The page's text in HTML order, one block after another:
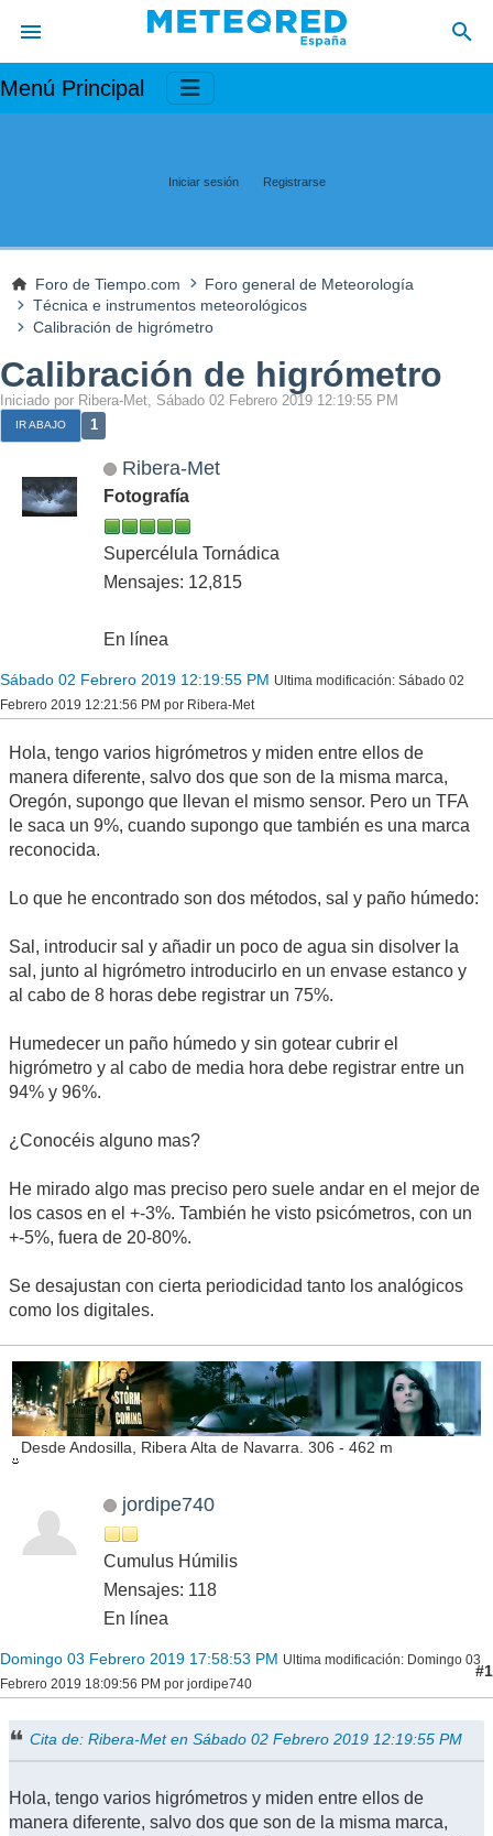
Menú Principal
Iniciar sesión Registrarse
Foro de Tiempo.com
Foro general de Meteorología
Técnica e instrumentos meteorológicos
Calibración de higrómetro
Calibración de higrómetro
Iniciado por Ribera-Met, Sábado 02 Febrero 2019 12:19:55 PM
IR ABAJO 1
Ribera-Met
Fotografía
Supercélula Tornádica
Mensajes: 12,815
En línea
Sábado 02 Febrero 2019 12:19:55 PM Ultima modificación: Sábado 02
Febrero 2019 12:21:56 PM por Ribera-Met
Hola, tengo varios higrómetros y miden entre ellos de
manera diferente, salvo dos que son de la misma marca,
Oregón, supongo que llevan el mismo sensor. Pero un TFA
le saca un 9%, cuando supongo que también es una marca
reconocida.
Lo que he encontrado son dos métodos, sal y paño húmedo:
Sal, introducir sal y añadir un poco de agua sin disolver la
sal, junto al higrómetro introducirlo en un envase estanco y
al cabo de 8 horas debe registrar un 75%.
Humedecer un paño húmedo y sin gotear cubrir el
higrómetro y al cabo de media hora debe registrar entre un
94% y 96%.
¿Conocéis alguno mas?
He mirado algo mas preciso pero suele andar en el mejor de
los casos en el +-3%. También he visto psicómetros, con un
+-5%, fuera de 20-80%.
Se desajustan con cierta periodicidad tanto los analógicos
como los digitales.
Desde Andosilla, Ribera Alta de Navarra. 306 - 462 m
jordipe740
Cumulus Húmilis
Mensajes: 118
En línea
Domingo 03 Febrero 2019 17:58:53 PM Ultima modificación: Domingo 03
Febrero 2019 18:09:56 PM por jordipe740
#1
Cita de: Ribera-Met en Sábado 02 Febrero 2019 12:19:55 PM
Hola, tengo varios higrómetros y miden entre ellos de
manera diferente, salvo dos que son de la misma marca,